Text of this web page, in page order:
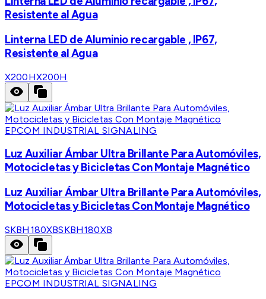
Resistente al Agua
Linterna LED de Aluminio recargable , IP67,
Resistente al Agua
X200HX200H
EPCOM INDUSTRIAL SIGNALING
Luz Auxiliar Ámbar Ultra Brillante Para Automóviles,
Motocicletas y Bicicletas Con Montaje Magnético
Luz Auxiliar Ámbar Ultra Brillante Para Automóviles,
Motocicletas y Bicicletas Con Montaje Magnético
SKBH180XBSKBH180XB
EPCOM INDUSTRIAL SIGNALING